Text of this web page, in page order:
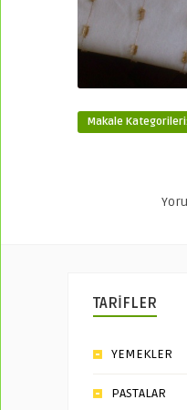
Makale
TARİFLER
YEMEKLER
PASTALAR